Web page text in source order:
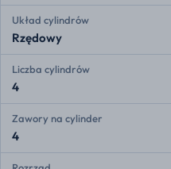
Układ cylindrów
Rzędowy
Liczba cylindrów
4
Zawory na cylinder
4